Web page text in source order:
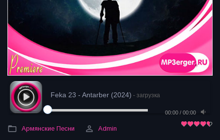
Feka 23 - Antarber (2024) - загрузка
00:00 / 00:00
Армянские Песни Admin